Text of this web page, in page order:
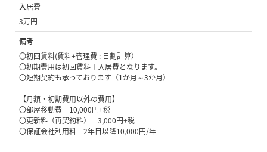
入居費
3万円
備考
〇初回賃料(賃料+管理費 : 日割計算）
〇初期費用は初回賃料＋入居費となります。
〇短期契約も承っております（1か月～3か月）
【月額・初期費用以外の費用】
〇部屋移動費 10,000円+税
〇更新料（再契約料） 3,000円+税
〇保証会社利用料 2年目以降10,000円/年